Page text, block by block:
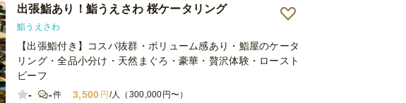
出張鮨あり！鮨うえさわ 桜ケータリング
鮨うえさわ
【出張鮨付き】コスパ抜群・ボリューム感あり・鮨屋のケータ
リング・全品小分け・天然まぐろ・豪華・贅沢体験・ロースト
ビーフ
-
-件 3,500 円 /人（300,000円〜）